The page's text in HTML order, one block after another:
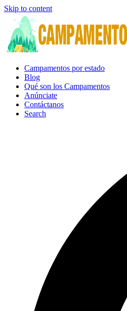
Skip to content
Campamentos por estado
Blog
Qué son los Campamentos
Anúnciate
Contáctanos
Search